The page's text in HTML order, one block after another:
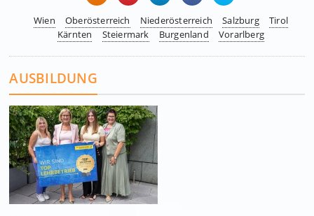
Wien Oberösterreich Niederösterreich Salzburg
Tirol
Kärnten
Steiermark Burgenland Vorarlberg
AUSBILDUNG